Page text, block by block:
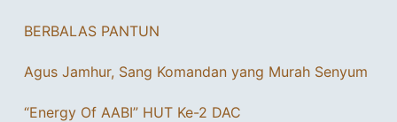
BERBALAS PANTUN
Agus Jamhur, Sang Komandan yang Murah Senyum
“Energy Of AABI” HUT Ke-2 DAC